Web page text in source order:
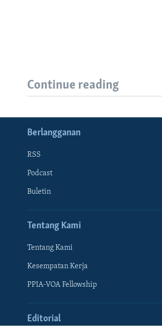
Learning English
Bahasa-bahasa
Continue reading
Berlangganan
RSS
Podcast
Buletin
Tentang Kami
Tentang Kami
Kesempatan Kerja
PPIA-VOA Fellowship
Editorial